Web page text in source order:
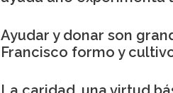
Ayudar y donar son
Francisco formo y